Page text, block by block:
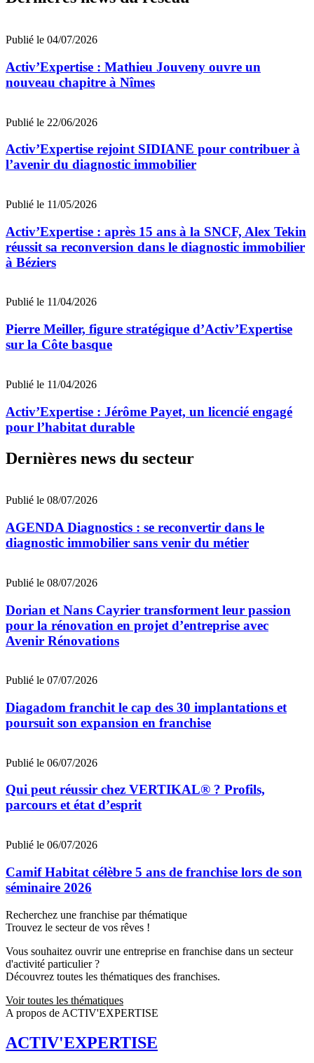
Publié le 04/07/2026
Activ’Expertise : Mathieu Jouveny ouvre un
nouveau chapitre à Nîmes
Publié le 22/06/2026
Activ’Expertise rejoint SIDIANE pour contribuer à
l’avenir du diagnostic immobilier
Publié le 11/05/2026
Activ’Expertise : après 15 ans à la SNCF, Alex Tekin
réussit sa reconversion dans le diagnostic immobilier
à Béziers
Publié le 11/04/2026
Pierre Meiller, figure stratégique d’Activ’Expertise
sur la Côte basque
Publié le 11/04/2026
Activ’Expertise : Jérôme Payet, un licencié engagé
pour l’habitat durable
Dernières news du secteur
Publié le 08/07/2026
AGENDA Diagnostics : se reconvertir dans le
diagnostic immobilier sans venir du métier
Publié le 08/07/2026
Dorian et Nans Cayrier transforment leur passion
pour la rénovation en projet d’entreprise avec
Avenir Rénovations
Publié le 07/07/2026
Diagadom franchit le cap des 30 implantations et
poursuit son expansion en franchise
Publié le 06/07/2026
Qui peut réussir chez VERTIKAL® ? Profils,
parcours et état d’esprit
Publié le 06/07/2026
Camif Habitat célèbre 5 ans de franchise lors de son
séminaire 2026
Recherchez une franchise par thématique
Trouvez le secteur de vos rêves !
Vous souhaitez ouvrir une entreprise en franchise dans un secteur
d'activité particulier ?
Découvrez toutes les thématiques des franchises.
Voir toutes les thématiques
A propos de ACTIV'EXPERTISE
ACTIV'EXPERTISE